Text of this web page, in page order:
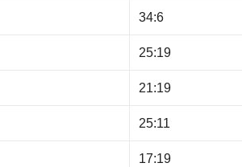
34:6
25:19
21:19
25:11
17:19